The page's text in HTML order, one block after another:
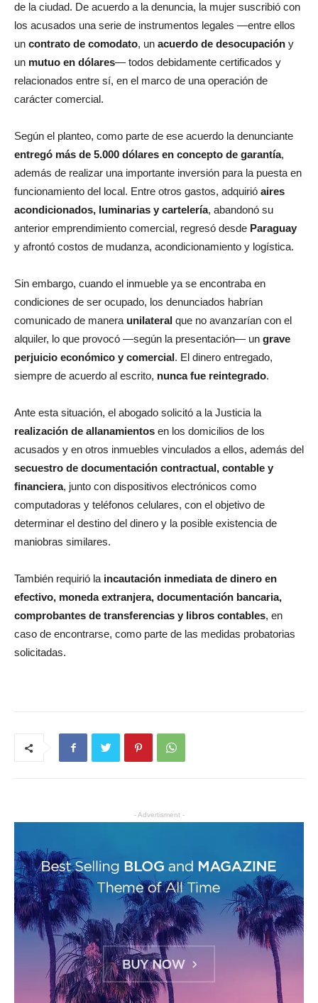
de la ciudad. De acuerdo a la denuncia, la mujer suscribió con
los acusados una serie de instrumentos legales —entre ellos
un contrato de comodato, un acuerdo de desocupación y
un mutuo en dólares— todos debidamente certificados y
relacionados entre sí, en el marco de una operación de
carácter comercial.
Según el planteo, como parte de ese acuerdo la denunciante
entregó más de 5.000 dólares en concepto de garantía,
además de realizar una importante inversión para la puesta en
funcionamiento del local. Entre otros gastos, adquirió aires
acondicionados, luminarias y cartelería, abandonó su
anterior emprendimiento comercial, regresó desde Paraguay
y afrontó costos de mudanza, acondicionamiento y logística.
Sin embargo, cuando el inmueble ya se encontraba en
condiciones de ser ocupado, los denunciados habrían
comunicado de manera unilateral que no avanzarían con el
alquiler, lo que provocó —según la presentación— un grave
perjuicio económico y comercial . El dinero entregado,
siempre de acuerdo al escrito, nunca fue reintegrado.
Ante esta situación, el abogado solicitó a la Justicia la
realización de allanamientos en los domicilios de los
acusados y en otros inmuebles vinculados a ellos, además del
secuestro de documentación contractual, contable y
financiera, junto con dispositivos electrónicos como
computadoras y teléfonos celulares, con el objetivo de
determinar el destino del dinero y la posible existencia de
maniobras similares.
También requirió la incautación inmediata de dinero en
efectivo, moneda extranjera, documentación bancaria,
comprobantes de transferencias y libros contables, en
caso de encontrarse, como parte de las medidas probatorias
solicitadas.
- Advertisment -